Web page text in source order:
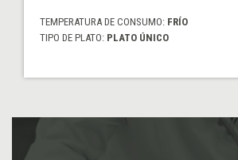
TEMPERATURA DE CONSUMO: FRÍO
TIPO DE PLATO: PLATO ÚNICO